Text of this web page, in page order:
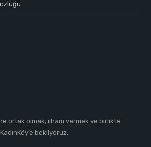
ortak olmak, ilham vermek ve birlikte
bekliyoruz.